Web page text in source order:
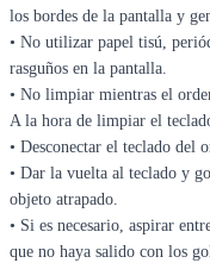
los bordes de la pantalla y
• No utilizar papel tisú,
rasguños en la pantalla.
• No limpiar mientras el
A la hora de limpiar el
• Desconectar el teclado del
• Dar la vuelta al teclado y
objeto atrapado.
• Si es necesario, aspirar
que no haya salido con los